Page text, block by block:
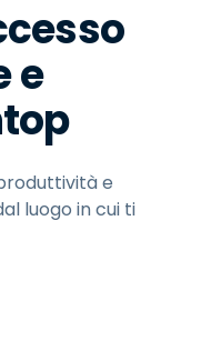
e
e
luogo in cui ti